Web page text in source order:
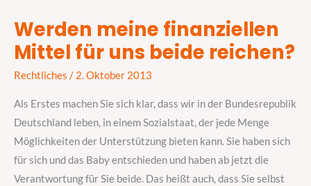
Werden meine finanziellen
Mittel für uns beide reichen?
Rechtliches / 2. Oktober 2013
Als Erstes machen Sie sich klar, dass wir in der Bundesrepublik
Deutschland leben, in einem Sozialstaat, der jede Menge
Möglichkeiten der Unterstützung bieten kann. Sie haben sich
für sich und das Baby entschieden und haben ab jetzt die
Verantwortung für Sie beide. Das heißt auch, dass Sie selbst
Werden
meine
Mittel
für
uns
beide
reichen?